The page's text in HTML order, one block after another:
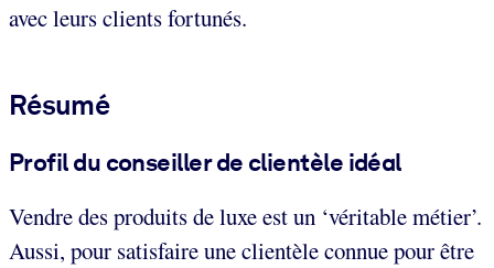
avec leurs clients fortunés.
Résumé
Profil du conseiller de clientèle idéal
Vendre des produits de luxe est un ‘véritable métier’.
Aussi, pour satisfaire une clientèle connue pour être